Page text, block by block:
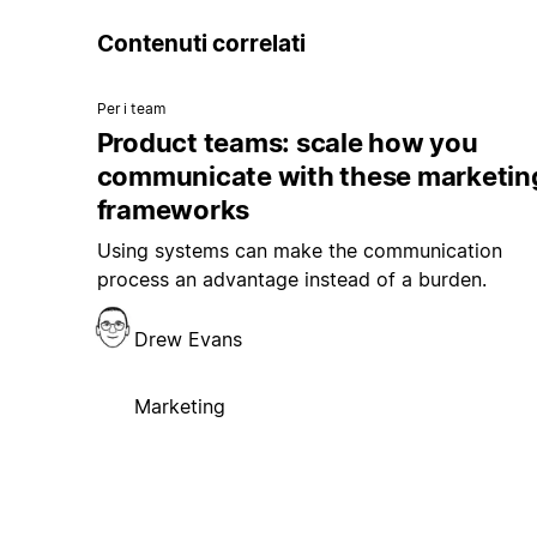
Contenuti correlati
Per i team
Product teams: scale how you
communicate with these
frameworks
Using systems can make the communication
process an advantage instead of a burden.
Drew Evans
Marketing